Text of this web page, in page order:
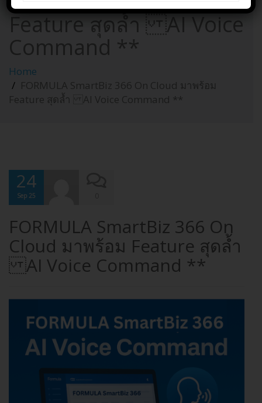
Feature สุดล้ำ AI Voice
Command **
Home
FORMULA SmartBiz 366 On Cloud มาพร้อม
Feature สุดล้ำ AI Voice Command **
24
Sep 25
FORMULA SmartBiz 366 On
Cloud มาพร้อม Feature สุดล้ำ
AI Voice Command **